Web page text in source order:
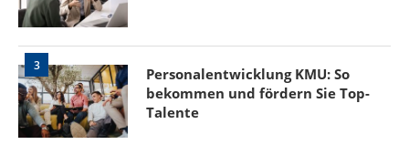
3
Personalentwicklung KMU: So
bekommen und fördern Sie Top-
Talente